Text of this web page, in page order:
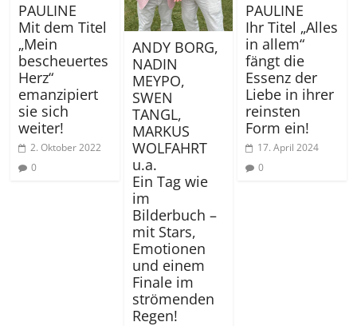
PAULINE
Mit dem Titel
„Mein
bescheuertes
Herz“
emanzipiert
sie sich
weiter!
2. Oktober 2022
0
ANDY BORG,
NADIN
MEYPO,
SWEN
TANGL,
MARKUS
WOLFAHRT
u.a.
Ein Tag wie
im
Bilderbuch –
mit Stars,
Emotionen
und einem
Finale im
strömenden
Regen!
PAULINE
Ihr Titel „Alles
in allem“
fängt die
Essenz der
Liebe in ihrer
reinsten
Form ein!
17. April 2024
0